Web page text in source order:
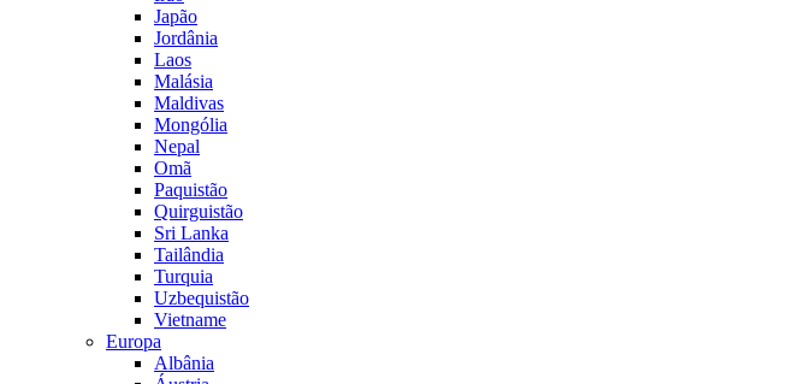
Japão
Jordânia
Laos
Malásia
Maldivas
Mongólia
Nepal
Omã
Paquistão
Quirguistão
Sri Lanka
Tailândia
Turquia
Uzbequistão
Vietname
Europa
Albânia